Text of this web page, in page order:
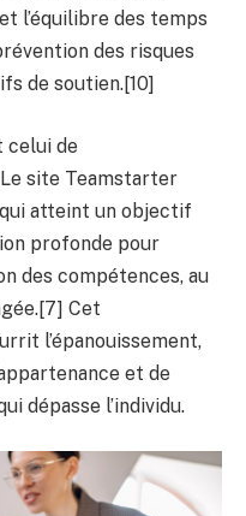
l’équilibre des temps
des risques
de soutien.[10]
celui de
site Teamstarter
atteint un objectif
profonde pour
des compétences, au
Cet
l’épanouissement,
et de
dépasse l’individu.